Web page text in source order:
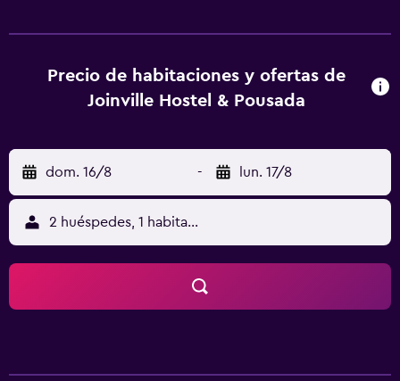
Este hostel de estilo colonial ofrece, además, acceso a
internet por wifi gratuito, una sala de estar compartida y
tintorería/lavandería, personal multilingüe y resguardo de
equipaje a tu disposición. Por un cargo menor, podrás
aprovechar distintos beneficios, como traslado al
aeropuerto (ida y vuelta) con cargo y estacionamiento
gratis. Ubicación del establecimiento Con una ubicación
céntrica en Joinville, Joinville Hostel & Pousada se
encuentra a 15 minutos a pie de Fundación Cultural de
Joinville y Parque Zoobotánico de Joinville. Hospédate en
Gastronomica. Para Comer En Joinville Hostel & Pousada
Precio de habitaciones y ofertas de
Joinville Hostel & Pousada
dom. 16/8 - lun. 17/8
2 huéspedes, 1 habitación